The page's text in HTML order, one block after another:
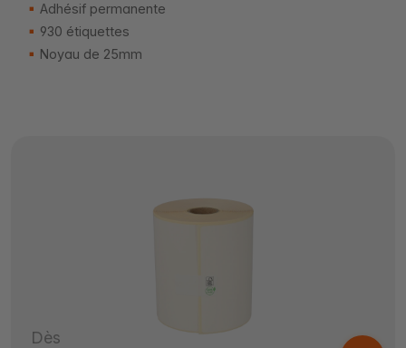
Adhésif permanente
930 étiquettes
Noyau de 25mm
Dès